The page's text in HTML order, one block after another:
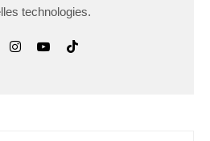
technologies.